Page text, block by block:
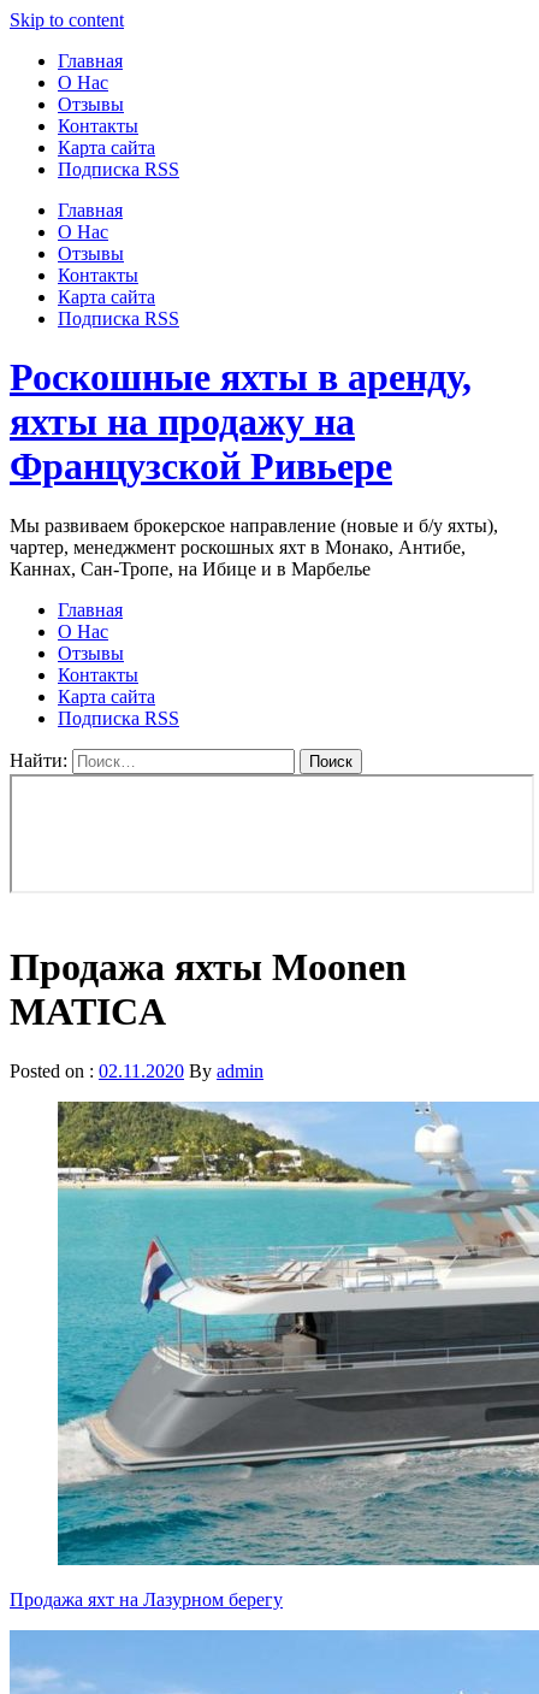
Skip to content
Главная
О Нас
Отзывы
Контакты
Карта сайта
Подписка RSS
Главная
О Нас
Отзывы
Контакты
Карта сайта
Подписка RSS
Роскошные яхты в аренду,
яхты на продажу на
Французской Ривьере
Мы развиваем брокерское направление (новые и б/у яхты),
чартер, менеджмент роскошных яхт в Монако, Антибе,
Каннах, Сан-Тропе, на Ибице и в Марбелье
Главная
О Нас
Отзывы
Контакты
Карта сайта
Подписка RSS
Найти:
Продажа яхты Moonen
MATICA
Posted on : 02.11.2020 By admin
Продажа яхт на Лазурном берегу